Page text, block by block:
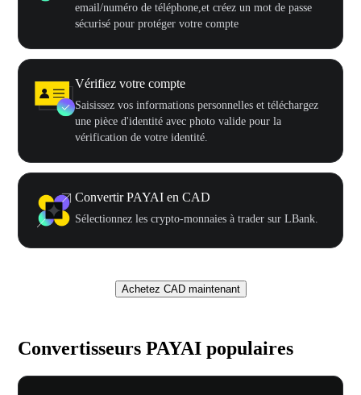
email/numéro de téléphone,et créez un mot de passe
sécurisé pour protéger votre compte
Vérifiez votre compte
Saisissez vos informations personnelles et téléchargez
une pièce d'identité avec photo valide pour la
vérification de votre identité.
Convertir PAYAI en CAD
Sélectionnez les crypto-monnaies à trader sur LBank.
Achetez CAD maintenant
Convertisseurs PAYAI populaires